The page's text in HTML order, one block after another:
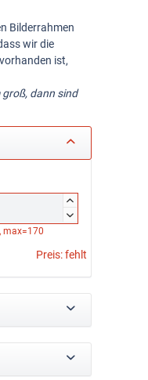
Bilderrahmen
wir die
ist,
groß, dann sind


max=170
Preis:fehlt